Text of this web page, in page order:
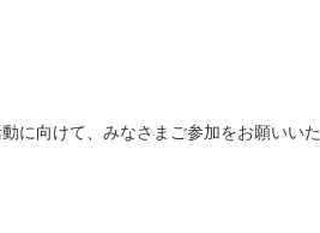
に向けて、 みなさまご参加をお願いいた